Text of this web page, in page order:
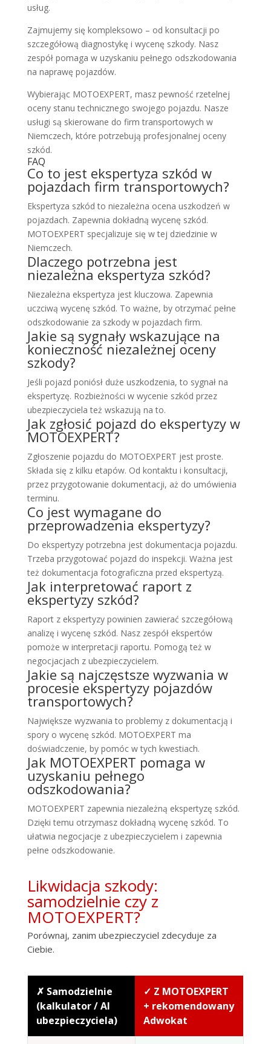
usług.
Zajmujemy się kompleksowo – od konsultacji po
szczegółową diagnostykę i wycenę szkody. Nasz
zespół pomaga w uzyskaniu pełnego odszkodowania
na naprawę pojazdów.
Wybierając MOTOEXPERT, masz pewność rzetelnej
oceny stanu technicznego swojego pojazdu. Nasze
usługi są skierowane do firm transportowych w
Niemczech, które potrzebują profesjonalnej oceny
szkód.
FAQ
Co to jest ekspertyza szkód w
pojazdach firm transportowych?
Ekspertyza szkód to niezależna ocena uszkodzeń w
pojazdach. Zapewnia dokładną wycenę szkód.
MOTOEXPERT specjalizuje się w tej dziedzinie w
Niemczech.
Dlaczego potrzebna jest
niezależna ekspertyza szkód?
Niezależna ekspertyza jest kluczowa. Zapewnia
uczciwą wycenę szkód. To ważne, by otrzymać pełne
odszkodowanie za szkody w pojazdach firm.
Jakie są sygnały wskazujące na
konieczność niezależnej oceny
szkody?
Jeśli pojazd poniósł duże uszkodzenia, to sygnał na
ekspertyzę. Rozbieżności w wycenie szkód przez
ubezpieczyciela też wskazują na to.
Jak zgłosić pojazd do ekspertyzy w
MOTOEXPERT?
Zgłoszenie pojazdu do MOTOEXPERT jest proste.
Składa się z kilku etapów. Od kontaktu i konsultacji,
przez przygotowanie dokumentacji, aż do umówienia
terminu.
Co jest wymagane do
przeprowadzenia ekspertyzy?
Do ekspertyzy potrzebna jest dokumentacja pojazdu.
Trzeba przygotować pojazd do inspekcji. Ważna jest
też dokumentacja fotograficzna przed ekspertyzą.
Jak interpretować raport z
ekspertyzy szkód?
Raport z ekspertyzy powinien zawierać szczegółową
analizę i wycenę szkód. Nasz zespół ekspertów
pomoże w interpretacji raportu. Pomogą też w
negocjacjach z ubezpieczycielem.
Jakie są najczęstsze wyzwania w
procesie ekspertyzy pojazdów
transportowych?
Największe wyzwania to problemy z dokumentacją i
spory o wycenę szkód. MOTOEXPERT ma
doświadczenie, by pomóc w tych kwestiach.
Jak MOTOEXPERT pomaga w
uzyskaniu pełnego
odszkodowania?
MOTOEXPERT zapewnia niezależną ekspertyzę szkód.
Dzięki temu otrzymasz dokładną wycenę szkód. To
ułatwia negocjacje z ubezpieczycielem i zapewnia
pełne odszkodowanie.
Likwidacja szkody:
samodzielnie czy z
MOTOEXPERT?
Porównaj, zanim ubezpieczyciel zdecyduje za
Ciebie.
✗ Samodzielnie
(kalkulator / AI
ubezpieczyciela)
✓ Z MOTOEXPERT
+ rekomendowany
Adwokat